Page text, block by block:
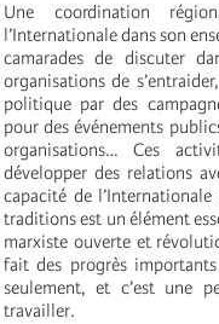
Une coordination
l’Internationale dans son
camarades de discuter
organisations de
politique par des
pour des événements
organisations… Ces
développer des relations
capacité de
traditions est un élément
marxiste ouverte et
fait des progrès
seulement, et c’est une
travailler.